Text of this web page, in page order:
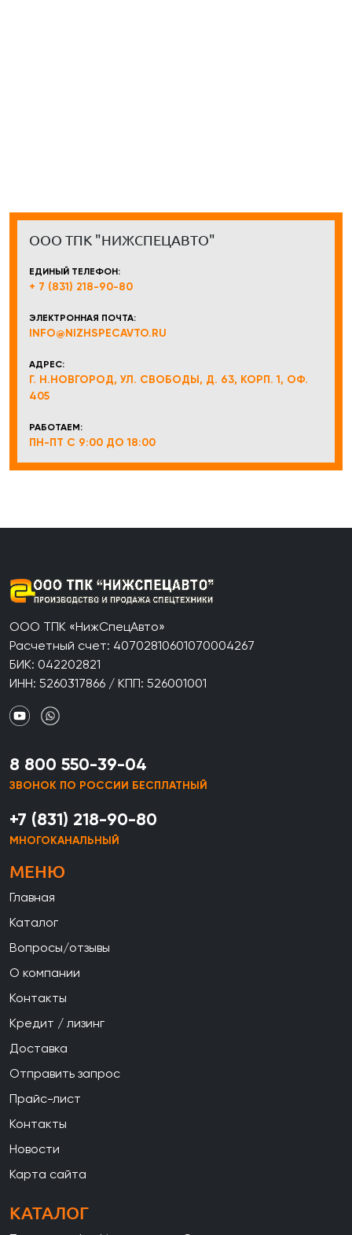
ООО ТПК "НИЖСПЕЦАВТО"
ЕДИНЫЙ ТЕЛЕФОН:
+ 7 (831) 218-90-80
ЭЛЕКТРОННАЯ ПОЧТА:
INFO@NIZHSPECAVTO.RU
АДРЕС:
Г. Н.НОВГОРОД, УЛ. СВОБОДЫ, Д. 63, КОРП. 1, ОФ.
405
РАБОТАЕМ:
ПН-ПТ С 9:00 ДО 18:00
ООО ТПК «НижСпецАвто»
Расчетный счет: 40702810601070004267
БИК: 042202821
ИНН: 5260317866 / КПП: 526001001
8 800 550-39-04
ЗВОНОК ПО РОССИИ БЕСПЛАТНЫЙ
+7 (831) 218-90-80
МНОГОКАНАЛЬНЫЙ
МЕНЮ
Главная
Каталог
Вопросы/отзывы
О компании
Контакты
Кредит / лизинг
Доставка
Отправить запрос
Прайс-лист
Контакты
Новости
Карта сайта
КАТАЛОГ